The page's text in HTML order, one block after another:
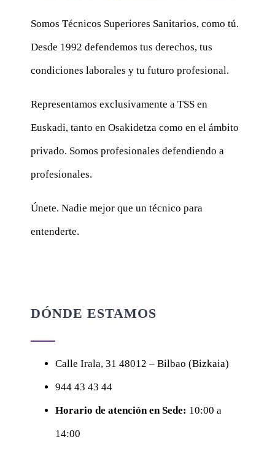
Somos Técnicos Superiores Sanitarios, como tú.
Desde 1992 defendemos tus derechos, tus
condiciones laborales y tu futuro profesional.
Representamos exclusivamente a TSS en
Euskadi, tanto en Osakidetza como en el ámbito
privado. Somos profesionales defendiendo a
profesionales.
Únete. Nadie mejor que un técnico para
entenderte.
DÓNDE ESTAMOS
Calle Irala, 31 48012 – Bilbao (Bizkaia)
944 43 43 44
Horario de atención en Sede: 10:00 a
14:00